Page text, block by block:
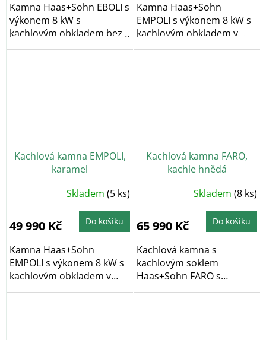
Kamna Haas+Sohn EBOLI s
výkonem 8 kW s
kachlovým obkladem bez
dekoru v barvě...
Kamna Haas+Sohn
EMPOLI s výkonem 8 kW s
kachlovým obkladem v
klasickém dekoru v
Kachlová kamna EMPOLI,
karamel
Skladem (5 ks)
49 990 Kč Do košíku
Kamna Haas+Sohn
EMPOLI s výkonem 8 kW s
kachlovým obkladem v
klasickém dekoru v...
Kachlová kamna FARO,
kachle hnědá
Skladem (8 ks)
65 990 Kč Do košíku
Kachlová kamna s
kachlovým soklem
Haas+Sohn FARO s
výkonem 6,3 kW ve